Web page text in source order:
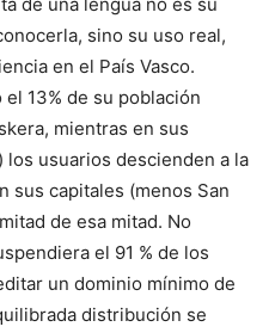
de una lengua no es su
sino su uso real,
en el País Vasco.
13% de su población
mientras en sus
usuarios descienden a la
sus capitales (menos San
de esa mitad. No
el 91 % de los
un dominio mínimo de
distribución se